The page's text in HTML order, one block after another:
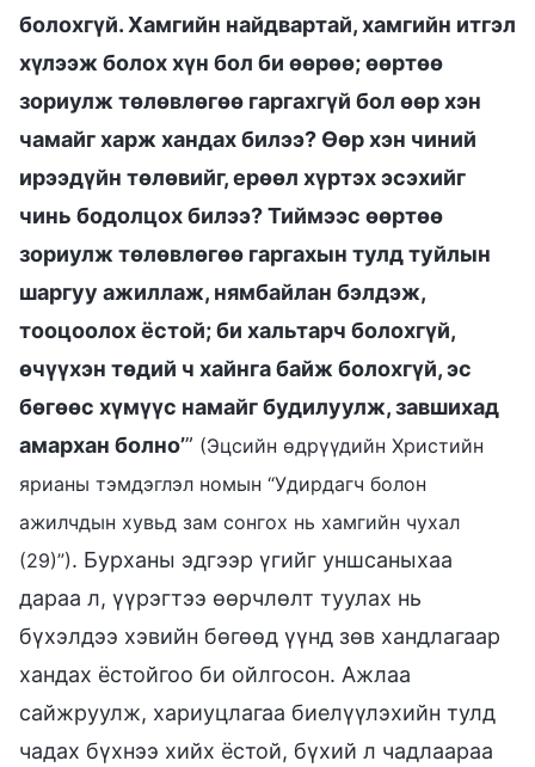
болохгүй. Хамгийн найдвартай, хамгийн итгэл
хүлээж болох хүн бол би өөрөө; өөртөө
зориулж төлөвлөгөө гаргахгүй бол өөр хэн
чамайг харж хандах билээ? Өөр хэн чиний
ирээдүйн төлөвийг, ерөөл хүртэх эсэхийг
чинь бодолцох билээ? Тиймээс өөртөө
зориулж төлөвлөгөө гаргахын тулд туйлын
шаргуу ажиллаж, нямбайлан бэлдэж,
тооцоолох ёстой; би хальтарч болохгүй,
өчүүхэн төдий ч хайнга байж болохгүй, эс
бөгөөс хүмүүс намайг будилуулж, завшихад
амархан болно’” (Эцсийн өдрүүдийн Христийн
ярианы тэмдэглэл номын “Удирдагч болон
ажилчдын хувьд зам сонгох нь хамгийн чухал
(29)”). Бурханы эдгээр үгийг уншсаныхаа
дараа л, үүрэгтээ өөрчлөлт туулах нь
бүхэлдээ хэвийн бөгөөд үүнд зөв хандлагаар
хандах ёстойгоо би ойлгосон. Ажлаа
сайжруулж, хариуцлагаа биелүүлэхийн тулд
чадах бүхнээ хийх ёстой, бүхий л чадлаараа